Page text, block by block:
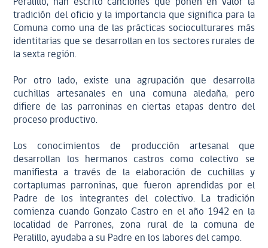
Peralillo, han escrito canciones que ponen en valor la
tradición del oficio y la importancia que significa para la
Comuna como una de las prácticas socioculturares más
identitarias que se desarrollan en los sectores rurales de
la sexta región.
Por otro lado, existe una agrupación que desarrolla
cuchillas artesanales en una comuna aledaña, pero
difiere de las parroninas en ciertas etapas dentro del
proceso productivo.
Los conocimientos de producción artesanal que
desarrollan los hermanos castros como colectivo se
manifiesta a través de la elaboración de cuchillas y
cortaplumas parroninas, que fueron aprendidas por el
Padre de los integrantes del colectivo. La tradición
comienza cuando Gonzalo Castro en el año 1942 en la
localidad de Parrones, zona rural de la comuna de
Peralillo, ayudaba a su Padre en los labores del campo.